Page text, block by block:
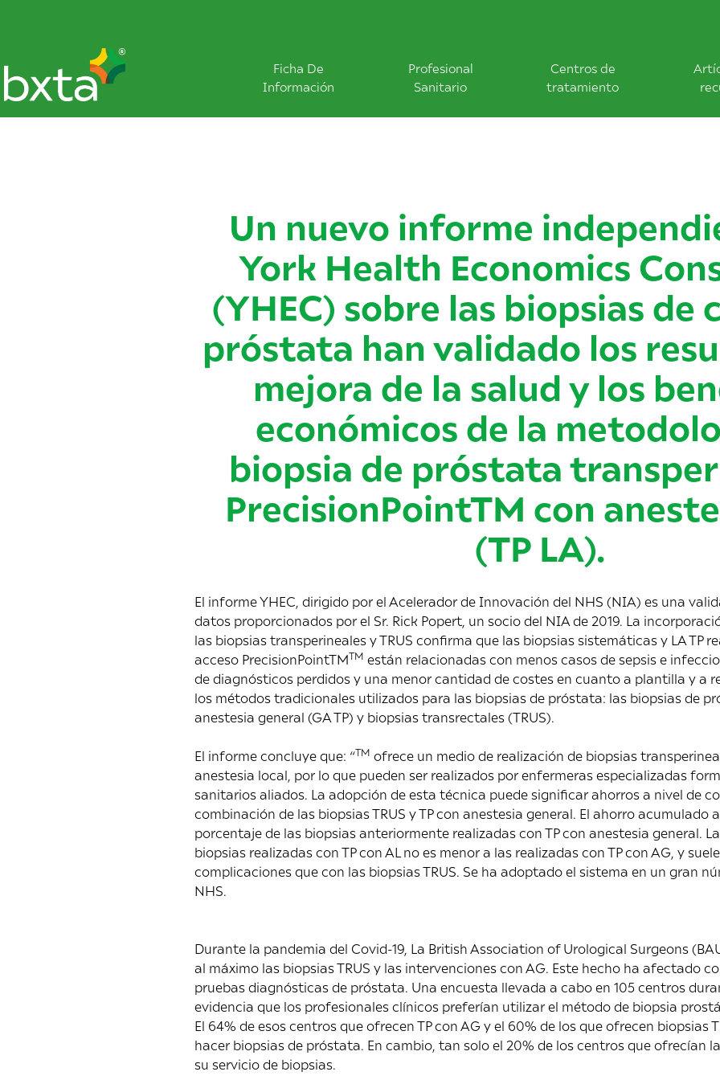
Ficha De
Información
Profesional
Sanitario
Centros de
tratamiento
Un nuevo informe
York Health Economics
(YHEC) sobre las biopsias de
próstata han validado los
mejora de la salud y los
económicos de la
biopsia de próstata
PrecisionPointTM con
(TP LA).
El informe YHEC, dirigido por el Acelerador de Innovación del NHS (NIA) es una
datos proporcionados por el Sr. Rick Popert, un socio del NIA de 2019. La
las biopsias transperineales y TRUS confirma que las biopsias sistemáticas y LA TP
acceso PrecisionPointTMTM están relacionadas con menos casos de sepsis e
de diagnósticos perdidos y una menor cantidad de costes en cuanto a plantilla y a
los métodos tradicionales utilizados para las biopsias de próstata: las biopsias de
anestesia general (GA TP) y biopsias transrectales (TRUS).
El informe concluye que: “TM ofrece un medio de realización de biopsias
anestesia local, por lo que pueden ser realizados por enfermeras especializadas
sanitarios aliados. La adopción de esta técnica puede significar ahorros a nivel de
combinación de las biopsias TRUS y TP con anestesia general. El ahorro acumulado
porcentaje de las biopsias anteriormente realizadas con TP con anestesia general.
biopsias realizadas con TP con AL no es menor a las realizadas con TP con AG, y
complicaciones que con las biopsias TRUS. Se ha adoptado el sistema en un gran
NHS.
Durante la pandemia del Covid-19, La British Association of Urological Surgeons
al máximo las biopsias TRUS y las intervenciones con AG. Este hecho ha afectado
pruebas diagnósticas de próstata. Una encuesta llevada a cabo en 105 centros
evidencia que los profesionales clínicos preferían utilizar el método de biopsia
El 64% de esos centros que ofrecen TP con AG y el 60% de los que ofrecen biopsias
hacer biopsias de próstata. En cambio, tan solo el 20% de los centros que ofrecían
su servicio de biopsias.